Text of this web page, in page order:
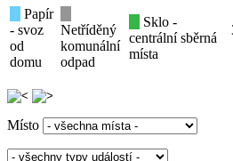
Papír
- svoz
od
domu
Netříděný
komunální
odpad
Sklo -
centrální sběrná
místa
Místo